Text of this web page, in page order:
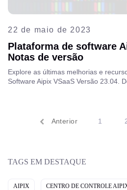
22 de maio de 2023
Plataforma de software
Notas de versão
Explore as últimas melhorias e
Software Aipix VSaaS Versão 23.04.
Anterior 1
TAGS EM DESTAQUE
AIPIX CENTRO DE CONTROLE